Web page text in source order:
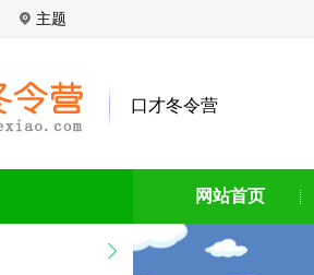
主题
口才冬令营
网站首页